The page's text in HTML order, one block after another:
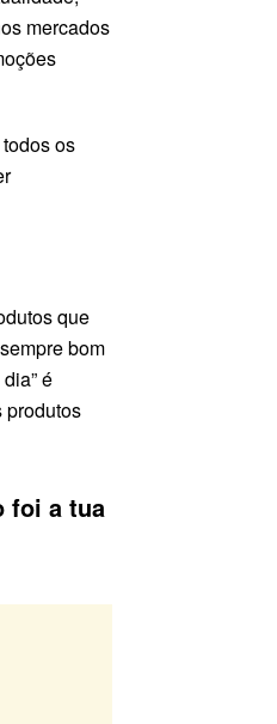
mercados
os
que
bom
é
produtos
foi a tua